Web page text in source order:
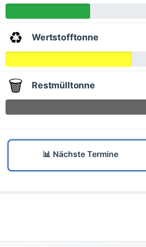
♻️ Wertstofftonne
🗑️ Restmülltonne
📊 Nächste Termine